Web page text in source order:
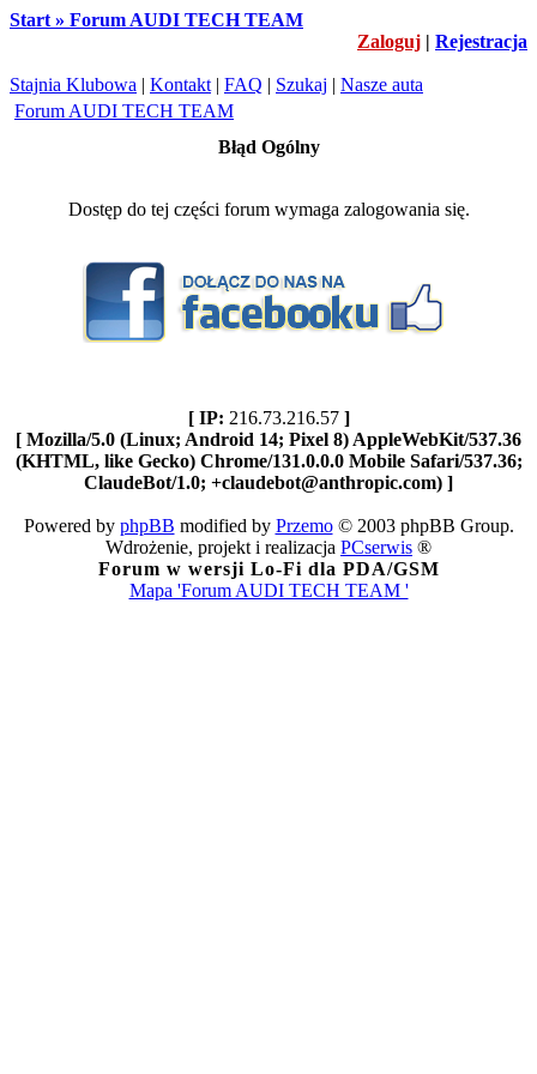
Start » Forum AUDI TECH TEAM
Zaloguj | Rejestracja
Stajnia Klubowa | Kontakt | FAQ | Szukaj | Nasze auta
Forum AUDI TECH TEAM
Błąd Ogólny
Dostęp do tej części forum wymaga zalogowania się.
[ IP: 216.73.216.57 ]
[ Mozilla/5.0 (Linux; Android 14; Pixel 8) AppleWebKit/537.36
(KHTML, like Gecko) Chrome/131.0.0.0 Mobile Safari/537.36;
ClaudeBot/1.0; +claudebot@anthropic.com) ]
Powered by phpBB modified by Przemo© 2003 phpBB Group.
Wdrożenie, projekt i realizacja PCserwis ®
Forum w wersji Lo-Fi dla PDA/GSM
Mapa 'Forum AUDI TECH TEAM '